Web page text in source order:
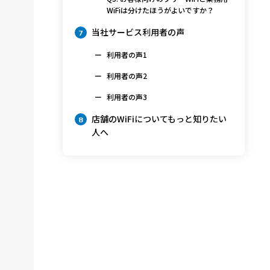
WiFiは分けたほうがよいですか？
7 当社サービス利用者の声
利用者の声1
利用者の声2
利用者の声3
8
店舗のWiFiについてもっと知りたい
人へ